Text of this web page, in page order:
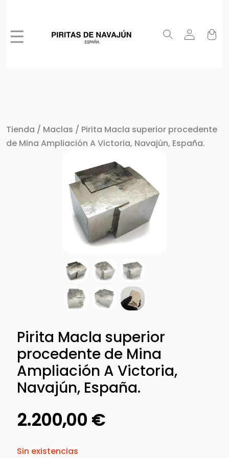
☰
Tienda / Maclas / Pirita Macla superior procedente
de Mina Ampliación A Victoria, Navajún, España.
Pirita Macla superior
procedente de Mina
Ampliación A Victoria,
Navajún, España.
2.200,00 €
Sin existencias